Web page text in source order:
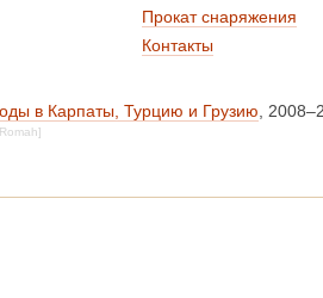
Прокат снаряжения
Контакты
в Карпаты, Турцию и Грузию,